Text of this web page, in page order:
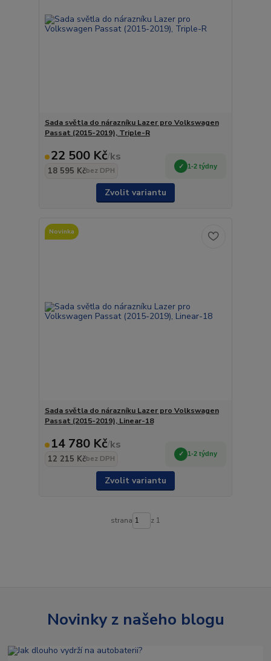
Sada světla do nárazníku Lazer pro Volkswagen
Passat (2015-2019), Triple-R
22 500 Kč/ks
18 595 Kčbez DPH
1-2 týdny
Zvolit variantu
Novinka
Sada světla do nárazníku Lazer pro Volkswagen
Passat (2015-2019), Linear-18
14 780 Kč/ks
12 215 Kčbez DPH
1-2 týdny
Zvolit variantu
strana z 1
Novinky z našeho blogu